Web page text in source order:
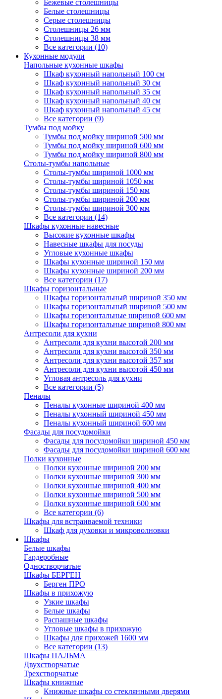
Бежевые столешницы
Белые столешницы
Серые столешницы
Столешницы 26 мм
Столешницы 38 мм
Все категории (10)
Кухонные модули
Напольные кухонные шкафы
Шкаф кухонный напольный 100 см
Шкаф кухонный напольный 30 см
Шкаф кухонный напольный 35 см
Шкаф кухонный напольный 40 см
Шкаф кухонный напольный 45 см
Все категории (9)
Тумбы под мойку
Тумбы под мойку шириной 500 мм
Тумбы под мойку шириной 600 мм
Тумбы под мойку шириной 800 мм
Столы-тумбы напольные
Столы-тумбы шириной 1000 мм
Столы-тумбы шириной 1050 мм
Столы-тумбы шириной 150 мм
Столы-тумбы шириной 200 мм
Столы-тумбы шириной 300 мм
Все категории (14)
Шкафы кухонные навесные
Высокие кухонные шкафы
Навесные шкафы для посуды
Угловые кухонные шкафы
Шкафы кухонные шириной 150 мм
Шкафы кухонные шириной 200 мм
Все категории (17)
Шкафы горизонтальные
Шкафы горизонтальный шириной 350 мм
Шкафы горизонтальный шириной 500 мм
Шкафы горизонтальные шириной 600 мм
Шкафы горизонтальные шириной 800 мм
Антресоли для кухни
Антресоли для кухни высотой 200 мм
Антресоли для кухни высотой 350 мм
Антресоли для кухни высотой 357 мм
Антресоли для кухни высотой 450 мм
Угловая антресоль для кухни
Все категории (5)
Пеналы
Пеналы кухонные шириной 400 мм
Пеналы кухонный шириной 450 мм
Пеналы кухонный шириной 600 мм
Фасады для посудомойки
Фасады для посудомойки шириной 450 мм
Фасады для посудомойки шириной 600 мм
Полки кухонные
Полки кухонные шириной 200 мм
Полки кухонные шириной 300 мм
Полки кухонные шириной 400 мм
Полки кухонные шириной 500 мм
Полки кухонные шириной 600 мм
Все категории (6)
Шкафы для встраиваемой техники
Шкаф для духовки и микроволновки
Шкафы
Белые шкафы
Гардеробные
Одностворчатые
Шкафы БЕРГЕН
Берген ПРО
Шкафы в прихожую
Узкие шкафы
Белые шкафы
Распашные шкафы
Угловые шкафы в прихожую
Шкафы для прихожей 1600 мм
Все категории (13)
Шкафы ПАЛЬМА
Двухстворчатые
Трехстворчатые
Шкафы книжные
Книжные шкафы со стеклянными дверями